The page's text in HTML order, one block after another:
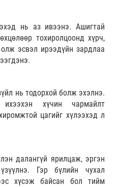
нь аз ивээнэ. Ашигтай
тохиролцоонд хүрч,
эсвэл ирээдүйн зардлаа
нь тодорхой болж эхэлнэ.
хүчин чармайлт
цагийг хүлээхэд л
далангүй ярилцаж, эргэн
Гэр бүлийн чухал
хүсэж байсан бол тийм